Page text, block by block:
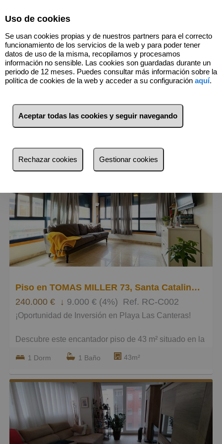
20 Inmuebles Las Palmas de Gran
Canaria (Las Palmas)
Lista Mapa Filtros
Menos reciente
Pequeños
Grandes
Piso en TOMAS MILLER 73, Santa Catalina - Canteras
240.000 € ↓ 9.000 € (4%) Ref. RC-C002
¡Oportunidad de Inversión en Playa Las Canteras!
Descubre este encantador piso de 43 m² situado en la
esquina de la Calle Tomás Miller 73, a tan solo 1
minuto a pie de la famosa Playa de Las Canteras. Una
ubicación privilegiada frente al mar que convierte este
inmueble en la opción perfecta para quienes buscan
vivir o invertir en el corazón de Las Palmas.
Este acogedor apartamento cuenta con 1 dormitorio
con armarios empotrados que optimizan el espacio, 1
1 Dorm 1 Baño 43m²
Uso de cookies
Se usan cookies propias y de nuestros partners para el correcto
funcionamiento de los servicios de la web y para poder tener
datos de uso de la misma, recopilamos y procesamos
información no sensible. Las cookies son guardadas durante un
periodo de 12 meses. Puedes consultar más información sobre la
política de cookies de la web y acceder a su configuración aquí.
Aceptar todas las cookies y seguir navegando
Rechazar cookies Gestionar cookies